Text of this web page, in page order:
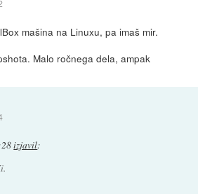
mašina na Linuxu, pa imaš mir.
Malo ročnega dela, ampak
izjavil: